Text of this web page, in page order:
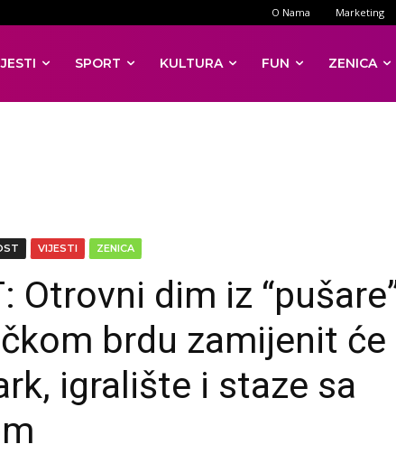
O Nama Marketing
SPORT KULTURA FUN ZENICA
VIJESTI ZENICA
Otrovni dim iz
brdu zamijenit će
igralište i staze sa